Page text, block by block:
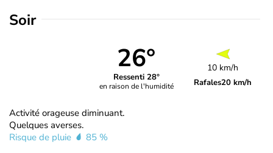
Soir
26°
Ressenti 28°
en raison de l'humidité
10 km/h
Rafales20 km/h
Activité orageuse diminuant.
Quelques averses.
Risque de pluie
85 %